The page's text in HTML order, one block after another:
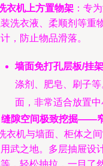
衣机上方置物架 ：专
洗衣液、柔顺剂等重
，防止物品滑落。
墙面免打孔层板/挂架
涤剂、肥皂、刷子
面，非常适合放置中
缝隙空间极致挖掘——
衣机与墙面、柜体之
武之地。多层抽屉设
，轻松抽拉，一目了然